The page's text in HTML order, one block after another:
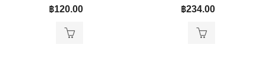
฿120.00 ฿234.00